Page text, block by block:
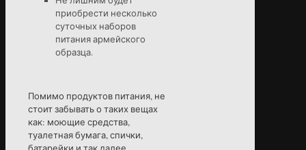
приобрести несколько
суточных наборов
питания армейского
образца.
Помимо продуктов питания, не
стоит забывать о таких вещах
как: моющие средства,
туалетная бумага, спички,